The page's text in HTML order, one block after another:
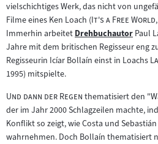
vielschichtiges Werk, das nicht von
Filme eines Ken Loach ("It's a Free World"
Immerhin arbeitetZum
Inhalt:
Drehbuchautor Paul
Jahre mit dem britischen Regisseur eng
Regisseurin Icíar Bollaín einst in Loachs "
1995) mitspielte.
"Und dann der Regen "thematisiert den
der im Jahr 2000 Schlagzeilen machte,
Konflikt so zeigt, wie Costa und
wahrnehmen. Doch Bollaín thematisiert